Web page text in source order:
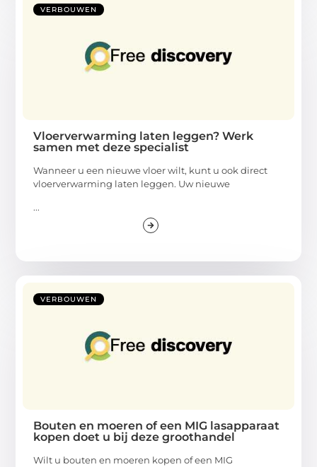
VERBOUWEN
Vloerverwarming laten leggen? Werk
samen met deze specialist
Wanneer u een nieuwe vloer wilt, kunt u ook direct
vloerverwarming laten leggen. Uw nieuwe
...
VERBOUWEN
Bouten en moeren of een MIG lasapparaat
kopen doet u bij deze groothandel
Wilt u bouten en moeren kopen of een MIG